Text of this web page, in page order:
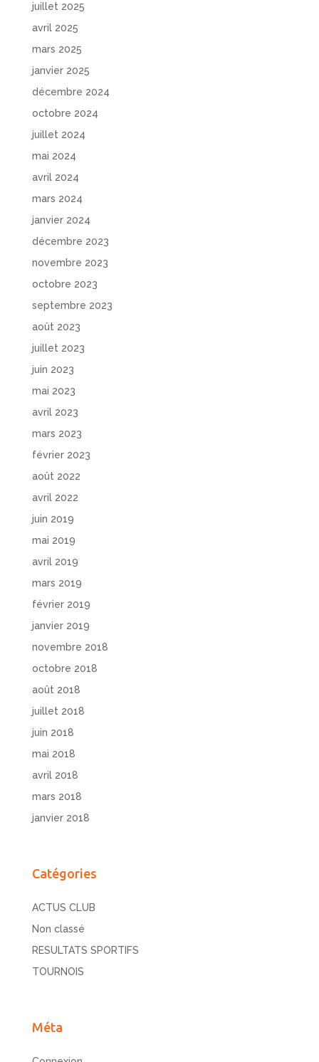
juillet 2025
avril 2025
mars 2025
janvier 2025
décembre 2024
octobre 2024
juillet 2024
mai 2024
avril 2024
mars 2024
janvier 2024
décembre 2023
novembre 2023
octobre 2023
septembre 2023
août 2023
juillet 2023
juin 2023
mai 2023
avril 2023
mars 2023
février 2023
août 2022
avril 2022
juin 2019
mai 2019
avril 2019
mars 2019
février 2019
janvier 2019
novembre 2018
octobre 2018
août 2018
juillet 2018
juin 2018
mai 2018
avril 2018
mars 2018
janvier 2018
Catégories
ACTUS CLUB
Non classé
RESULTATS SPORTIFS
TOURNOIS
Méta